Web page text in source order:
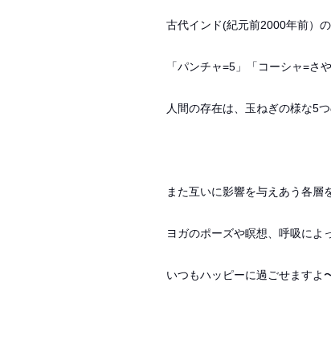
古代インド(紀元前2000年前）
「パンチャ=5」「コーシャ=さ
人間の存在は、玉ねぎの様な5
また互いに影響を与えあう各層
ヨガのポーズや瞑想、呼吸によ
いつもハッピーに過ごせますよ